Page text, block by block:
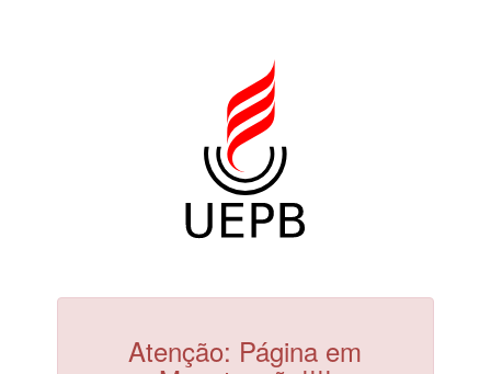
Atenção: Página em